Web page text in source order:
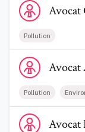
Avocat
Pollution
Voir le profil de
Avocat
Pollution
Voir le profil de
Avocat